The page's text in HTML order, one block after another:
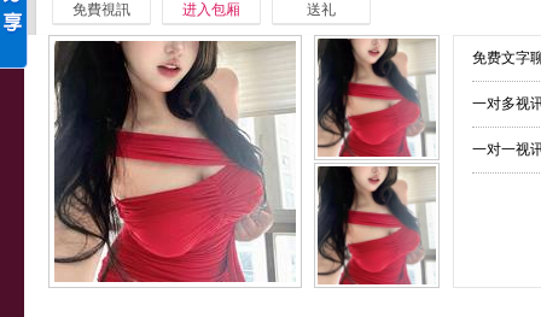
免費視訊 进入包厢 送礼
免费文字
一对多视
一对一视